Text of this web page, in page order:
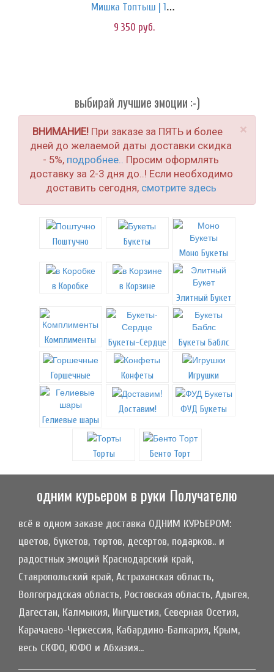
Мишка Топтыш | 130 см
9 350 руб.
выбирай лучшие эмоции :-)
×
ВНИМАНИЕ! При заказе за ПЯТЬ и более
дней до желаемой даты доставки скидка
- 5%, подробнее.. Просим оформлять
доставку за 2-3 дня до..! Если необходимо
доставить сегодня, смотрите здесь
Поштучно
Букеты
Моно Букеты
в Коробке
в Корзине
Элитный Букет
Комплименты Букеты-Сердце Букеты Баблс
Горшечные Конфеты Игрушки
Гелиевые шары
Доставим! ФУД Букеты
Торты Бенто Торт
одним курьером в руки Получателю
всё в одном заказе доставка ОДНИМ КУРЬЕРОМ:
цветов, букетов, тортов, десертов, подарков.. и
радостных эмоций Краснодарский край,
Ставропольский край, Астраханская область,
Волгоградская область, Ростовская область, Адыгея,
Дагестан, Калмыкия, Ингушетия, Северная Осетия,
Карачаево-Черкессия, Кабардино-Балкария, Крым,
весь СКФО, ЮФО и Абхазия...